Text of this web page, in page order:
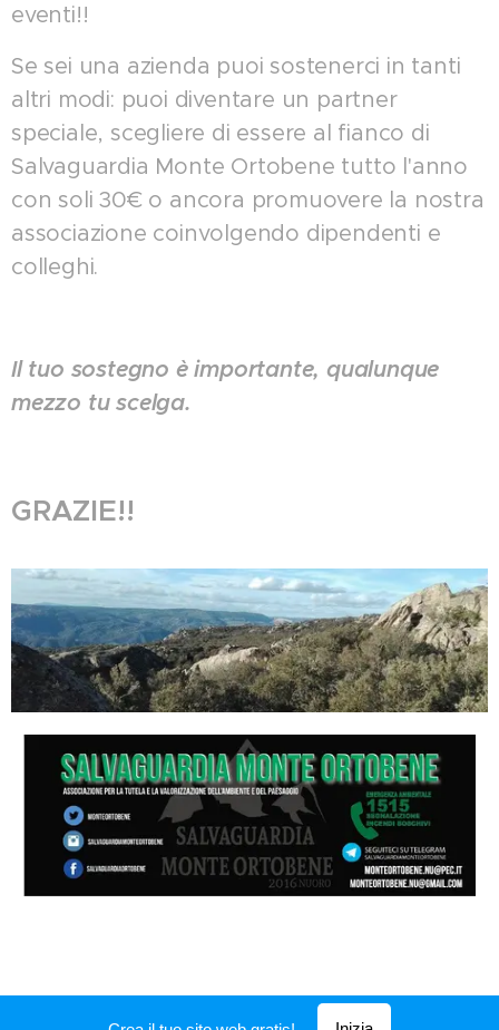
eventi!!
Se sei una azienda puoi sostenerci in tanti
altri modi: puoi diventare un partner
speciale, scegliere di essere al fianco di
Salvaguardia Monte Ortobene tutto l'anno
con soli 30€ o ancora promuovere la nostra
associazione coinvolgendo dipendenti e
colleghi.
Il tuo sostegno è importante, qualunque
mezzo tu scelga.
GRAZIE!!